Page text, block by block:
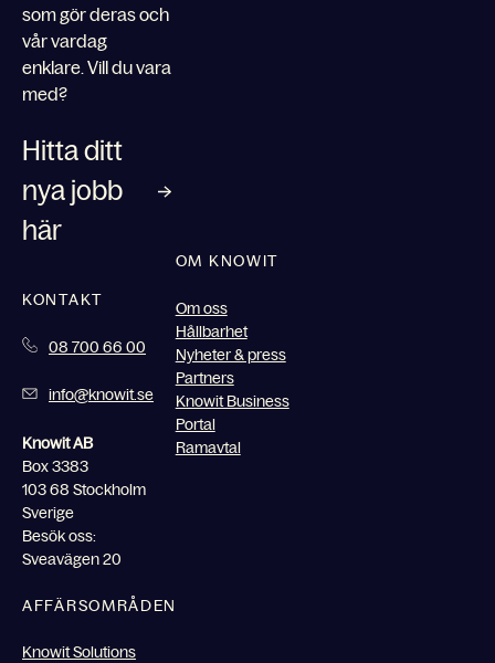
som gör deras och
vår vardag
enklare. Vill du vara
med?
Hitta ditt
nya jobb
här
KONTAKT
08 700 66 00
info@knowit.se
Knowit AB
Box 3383
103 68 Stockholm
Sverige
Besök oss:
Sveavägen 20
OM KNOWIT
Om oss
Hållbarhet
Nyheter & press
Partners
Knowit Business
Portal
Ramavtal
AFFÄRSOMRÅDEN
Knowit Solutions